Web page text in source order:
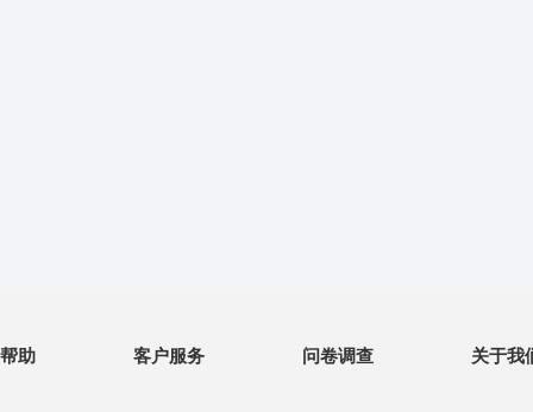
帮助 客户服务 问卷调查 关于我